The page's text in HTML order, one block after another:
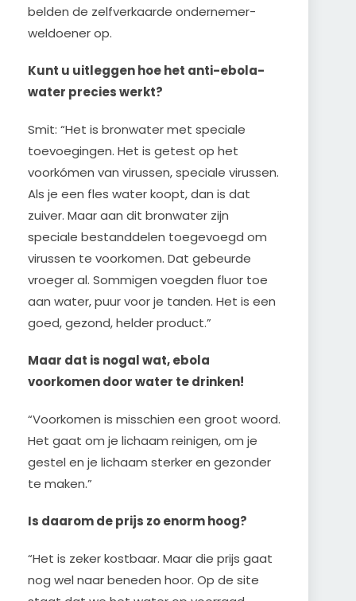
belden de zelfverkaarde ondernemer-
weldoener op.
Kunt u uitleggen hoe het anti-ebola-
water precies werkt?
Smit: “Het is bronwater met speciale
toevoegingen. Het is getest op het
voorkómen van virussen, speciale virussen.
Als je een fles water koopt, dan is dat
zuiver. Maar aan dit bronwater zijn
speciale bestanddelen toegevoegd om
virussen te voorkomen. Dat gebeurde
vroeger al. Sommigen voegden fluor toe
aan water, puur voor je tanden. Het is een
goed, gezond, helder product.”
Maar dat is nogal wat, ebola
voorkomen door water te drinken!
“Voorkomen is misschien een groot woord.
Het gaat om je lichaam reinigen, om je
gestel en je lichaam sterker en gezonder
te maken.”
Is daarom de prijs zo enorm hoog?
“Het is zeker kostbaar. Maar die prijs gaat
nog wel naar beneden hoor. Op de site